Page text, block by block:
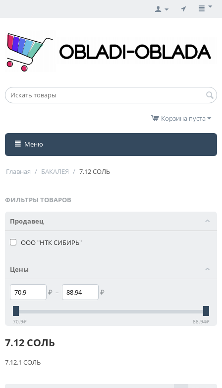
Корзина пуста
Меню
Главная / БАКАЛЕЯ / 7.12 СОЛЬ
ФИЛЬТРЫ ТОВАРОВ
Продавец
ООО "НТК СИБИРЬ"
Цены
₽ – ₽
70.9₽ 88.94₽
7.12 СОЛЬ
7.12.1 СОЛЬ